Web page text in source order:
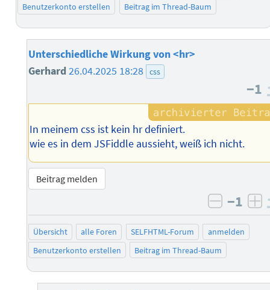
Benutzerkonto erstellen
Beitrag im Thread-Baum
Unterschiedliche Wirkung von <hr>
Gerhard 26.04.2025 18:28 css
−1
In meinem css ist kein hr definiert.
wie es in dem JSFiddle aussieht, weiß ich nicht.
Beitrag melden
negativ
−1
Übersicht alle Foren SELFHTML-Forum
anmelden
Benutzerkonto erstellen
Beitrag im Thread-Baum